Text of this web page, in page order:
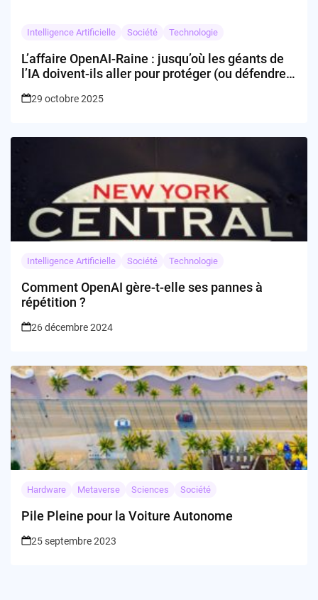
Intelligence Artificielle Société Technologie
L’affaire OpenAI-Raine : jusqu’où les géants de
l’IA doivent-ils aller pour protéger (ou défendre)
29 octobre 2025
Intelligence Artificielle Société Technologie
Comment OpenAI gère-t-elle ses pannes à
répétition ?
26 décembre 2024
Hardware Metaverse Sciences Société
Pile Pleine pour la Voiture Autonome
25 septembre 2023